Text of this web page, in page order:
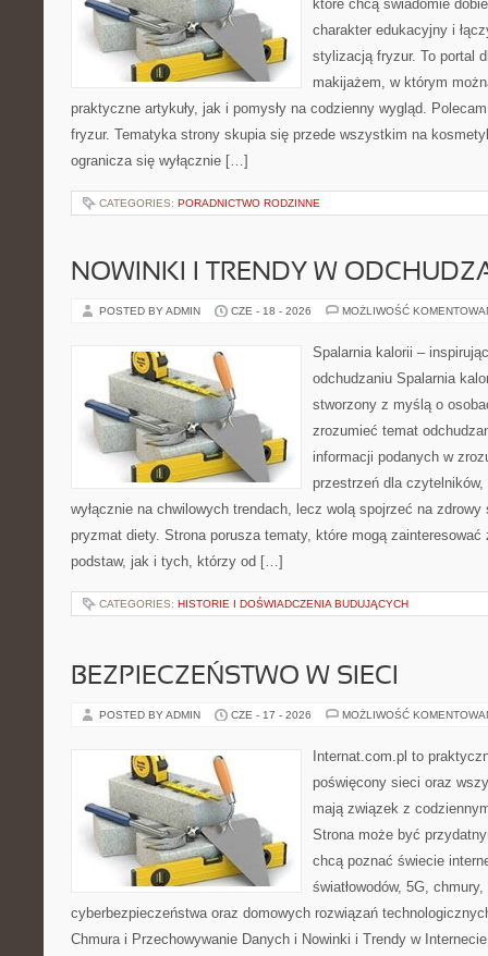
które chcą świadomie
charakter edukacyjny i
stylizacją fryzur. To portal
makijażem, w którym
praktyczne artykuły, jak i pomysły na codzienny wygląd.
fryzur. Tematyka strony skupia się przede wszystkim na
ogranicza się wyłącznie […]
CATEGORIES: PORADNICTWO RODZINNE
NOWINKI I TRENDY W
POSTED BY ADMIN CZE - 18 - 2026 MOŻLIWOŚĆ
Spalarnia kalorii –
odchudzaniu Spalarnia
stworzony z myślą o
zrozumieć temat
informacji podanych w
przestrzeń dla
wyłącznie na chwilowych trendach, lecz wolą spojrzeć na
pryzmat diety. Strona porusza tematy, które mogą
podstaw, jak i tych, którzy od […]
CATEGORIES: HISTORIE I DOŚWIADCZENIA BUDUJĄCYCH
BEZPIECZEŃSTWO W SIECI
POSTED BY ADMIN CZE - 17 - 2026 MOŻLIWOŚĆ
Internat.com.pl to
poświęcony sieci oraz
mają związek z
Strona może być
chcą poznać świecie
światłowodów, 5G,
cyberbezpieczeństwa oraz domowych rozwiązań
Chmura i Przechowywanie Danych i Nowinki i Trendy w